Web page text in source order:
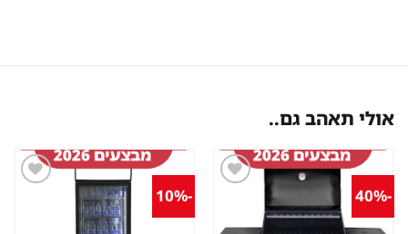
אולי תאהב גם..
במועדפים